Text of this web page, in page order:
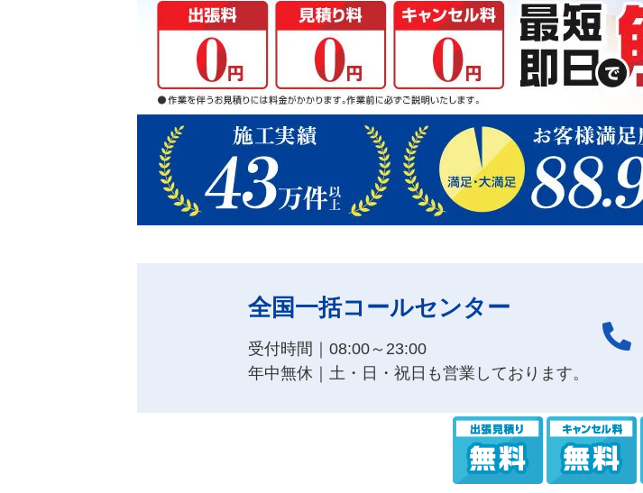
全国一括コールセンター
受付時間｜08:00～23:00
年中無休｜土・日・祝日も営業しております。